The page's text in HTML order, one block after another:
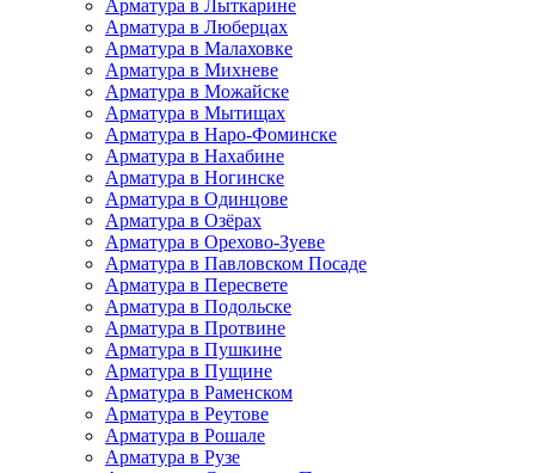
Арматура в Лыткарине
Арматура в Люберцах
Арматура в Малаховке
Арматура в Михневе
Арматура в Можайске
Арматура в Мытищах
Арматура в Наро-Фоминске
Арматура в Нахабине
Арматура в Ногинске
Арматура в Одинцове
Арматура в Озёрах
Арматура в Орехово-Зуеве
Арматура в Павловском Посаде
Арматура в Пересвете
Арматура в Подольске
Арматура в Протвине
Арматура в Пушкине
Арматура в Пущине
Арматура в Раменском
Арматура в Реутове
Арматура в Рошале
Арматура в Рузе